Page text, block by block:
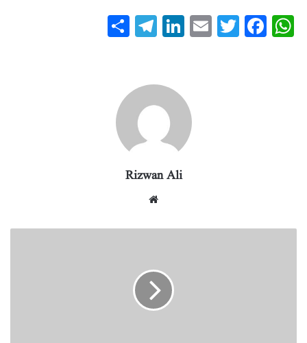
W
ha
Fa
ce
T
wi
E
m
Li
nk
In
T
el
ra
m
Rizwan Ali